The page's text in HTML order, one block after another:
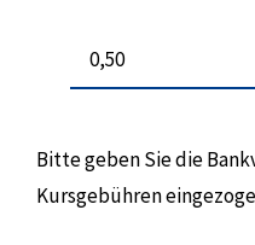
Bitte geben Sie die
Kursgebühren